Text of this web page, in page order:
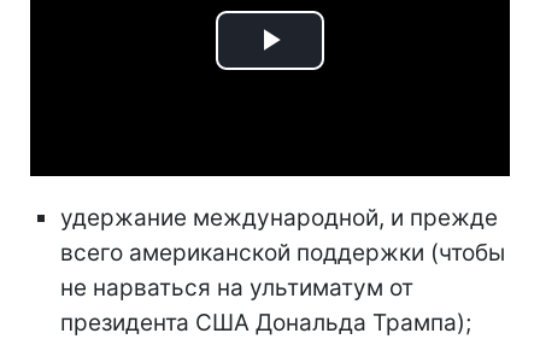
Play
удержание международной, и прежде
всего американской поддержки (чтобы
не нарваться на ультиматум от
президента США Дональда Трампа);